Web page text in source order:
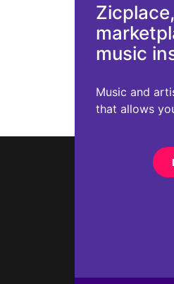
music
Music and
that allows